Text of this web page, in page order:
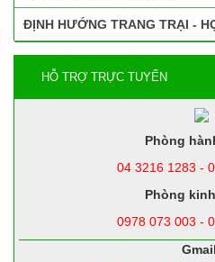
ĐỊNH HƯỚNG TRANG TRẠI -
HỖ TRỢ TRỰC TUYẾN
Phòng
04 3216 1283 -
Phòng
0978 073 003 -